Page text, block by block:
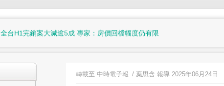
全台H1完銷案大減逾5成 專家：房價回檔幅度仍有限
轉載至 中時電子報 / 葉思含 報導 2025年06月24日